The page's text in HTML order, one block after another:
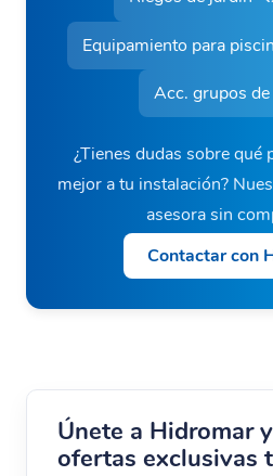
Equipamiento para
Acc. grupos
¿Tienes dudas sobre qué
mejor a tu instalación?
asesora sin
Contactar con
Únete a Hidromar
ofertas exclusivas